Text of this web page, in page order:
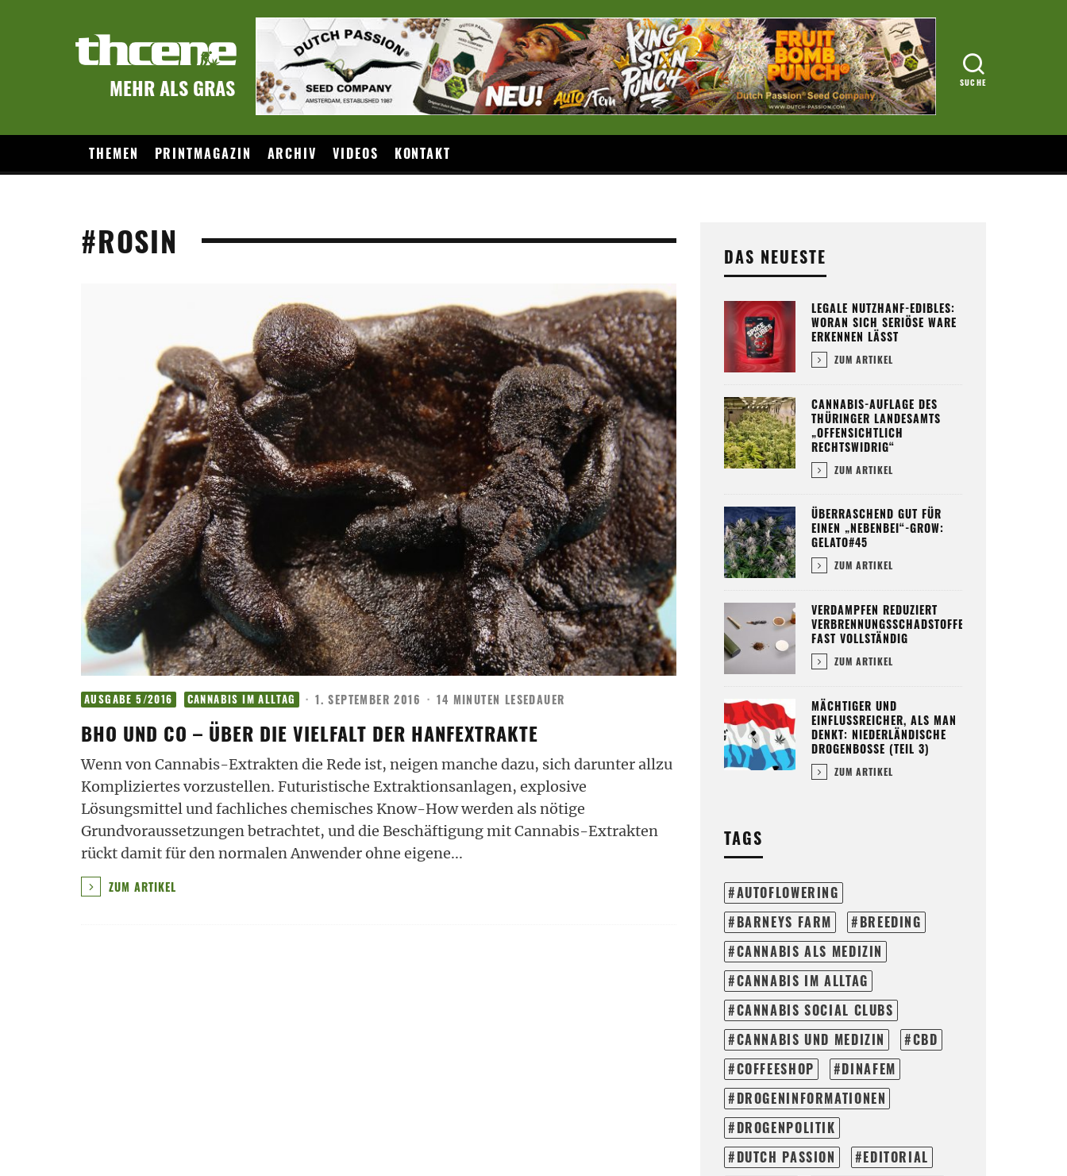
MEHR ALS GRAS
THEMEN PRINTMAGAZIN ARCHIV VIDEOS KONTAKT
#ROSIN
AUSGABE 5/2016 CANNABIS IM ALLTAG · 1. SEPTEMBER 2016 · 14 MINUTEN LESEDAUER
BHO UND CO – ÜBER DIE VIELFALT DER HANFEXTRAKTE
Wenn von Cannabis-Extrakten die Rede ist, neigen manche dazu, sich darunter allzu
Kompliziertes vorzustellen. Futuristische Extraktionsanlagen, explosive
Lösungsmittel und fachliches chemisches Know-How werden als nötige
Grundvoraussetzungen betrachtet, und die Beschäftigung mit Cannabis-Extrakten
rückt damit für den normalen Anwender ohne eigene...
ZUM ARTIKEL
DAS NEUESTE
LEGALE NUTZHANF-EDIBLES:
WORAN SICH SERIÖSE WARE
ERKENNEN LÄSST
ZUM ARTIKEL
CANNABIS-AUFLAGE DES
THÜRINGER LANDESAMTS
„OFFENSICHTLICH
RECHTSWIDRIG“
ZUM ARTIKEL
ÜBERRASCHEND GUT FÜR
EINEN „NEBENBEI“-GROW:
GELATO#45
ZUM ARTIKEL
VERDAMPFEN REDUZIERT
VERBRENNUNGSSCHADSTOFFE
FAST VOLLSTÄNDIG
ZUM ARTIKEL
MÄCHTIGER UND
EINFLUSSREICHER, ALS MAN
DENKT: NIEDERLÄNDISCHE
DROGENBOSSE (TEIL 3)
ZUM ARTIKEL
TAGS
AUTOFLOWERING
BARNEYS FARM
BREEDING
CANNABIS ALS MEDIZIN
CANNABIS IM ALLTAG
CANNABIS SOCIAL CLUBS
CANNABIS UND MEDIZIN
CBD
COFFEESHOP
DINAFEM
DROGENINFORMATIONEN
DROGENPOLITIK
DUTCH PASSION
EDITORIAL